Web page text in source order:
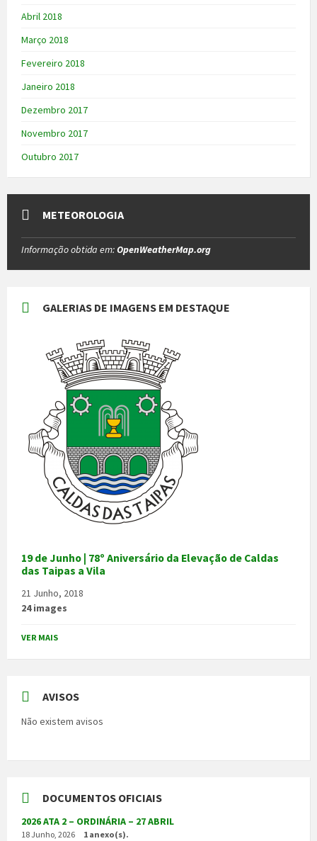
Abril 2018
Março 2018
Fevereiro 2018
Janeiro 2018
Dezembro 2017
Novembro 2017
Outubro 2017
METEOROLOGIA
Informação obtida em:OpenWeatherMap.org
GALERIAS DE IMAGENS EM DESTAQUE
19 de Junho | 78º Aniversário da Elevação de Caldas
das Taipas a Vila
21 Junho, 2018
24 images
VER MAIS
AVISOS
Não existem avisos
DOCUMENTOS OFICIAIS
2026 ATA 2 – ORDINÁRIA – 27 ABRIL
18 Junho, 2026 1 anexo(s).